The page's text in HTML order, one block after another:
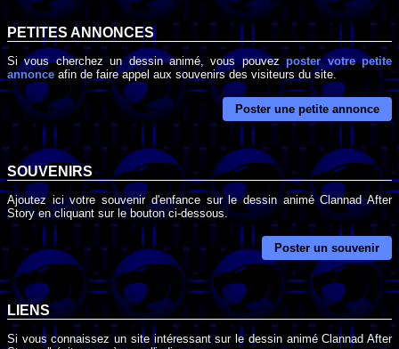
PETITES ANNONCES
Si vous cherchez un dessin animé, vous pouvezposter votre petite
annonce afin de faire appel aux souvenirs des visiteurs du site.
Poster une petite annonce
SOUVENIRS
Ajoutez ici votre souvenir d'enfance sur le dessin animé Clannad After
Story en cliquant sur le bouton ci-dessous.
Poster un souvenir
LIENS
Si vous connaissez un site intéressant sur le dessin animé Clannad After